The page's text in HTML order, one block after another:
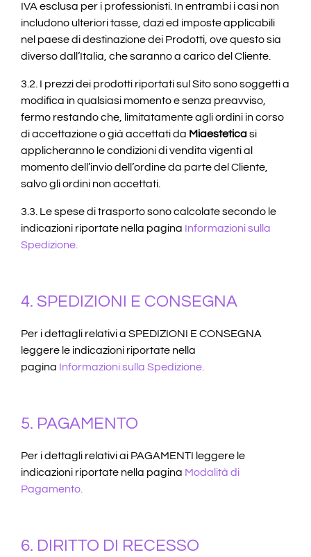
IVA esclusa per i professionisti. In entrambi i casi non
includono ulteriori tasse, dazi ed imposte applicabili
nel paese di destinazione dei Prodotti, ove questo sia
diverso dall’Italia, che saranno a carico del Cliente.
3.2. I prezzi dei prodotti riportati sul Sito sono soggetti a
modifica in qualsiasi momento e senza preavviso,
fermo restando che, limitatamente agli ordini in corso
di accettazione o già accettati da Miaesteticasi
applicheranno le condizioni di vendita vigenti al
momento dell’invio dell’ordine da parte del Cliente,
salvo gli ordini non accettati.
3.3. Le spese di trasporto sono calcolate secondo le
indicazioni riportate nella pagina Informazioni sulla
Spedizione
4. SPEDIZIONI E CONSEGNA
Per i dettagli relativi a SPEDIZIONI E CONSEGNA
leggere le indicazioni riportate nella
pagina Informazioni sulla Spedizione
5. PAGAMENTO
Per i dettagli relativi ai PAGAMENTI leggere le
indicazioni riportate nella pagina Modalità di
Pagamento
6. DIRITTO DI RECESSO